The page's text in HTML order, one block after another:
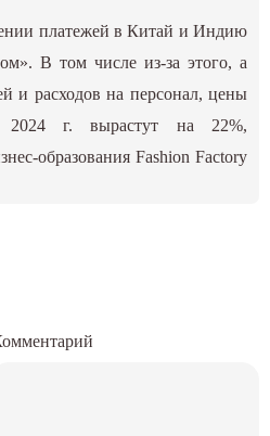
платежей в Китай и Индию
В том числе из-за этого, а
и расходов на персонал, цены
г. вырастут на 22%,
образования Fashion Factory